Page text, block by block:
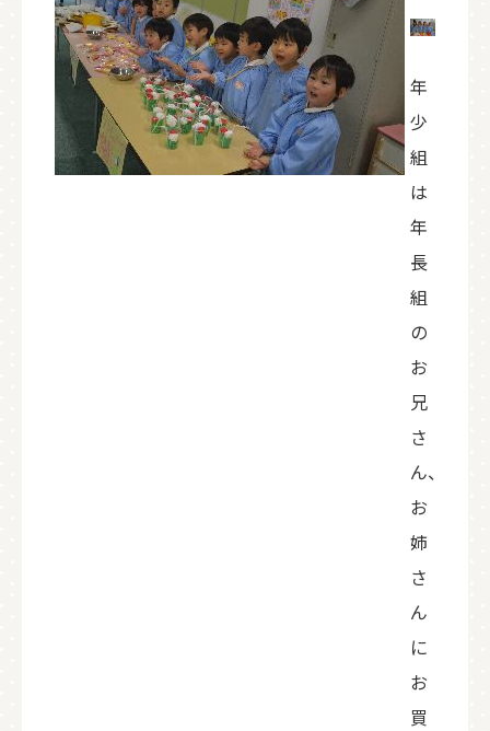
年
少
組
は
年
長
組
の
お
兄
さ
ん、
お
姉
さ
ん
に
お
買